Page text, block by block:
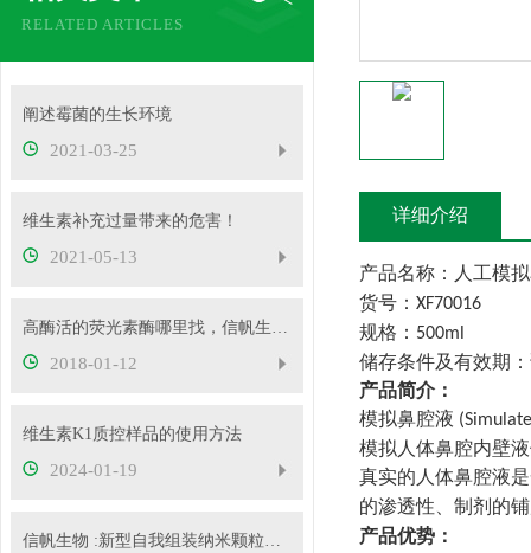
RELATED ARTICLES
阐述霉菌的生长环境
2021-03-25
维生素补充过量带来的危害！
2021-05-13
高酶活的荧光素酶哪里找，信帆生物为您提供
2018-01-12
维生素K1质控样品的使用方法
2024-01-19
信帆生物 :新型自我组装纳米颗粒对抗流感病毒
详细介绍
产品名称：人工模
货号： XF70016
规格： 500ml
储存条件及有效期
产品简介：
模拟鼻腔液
模拟人体鼻腔内壁
真实的人体鼻腔液
的渗透性、制剂的
产品优势：